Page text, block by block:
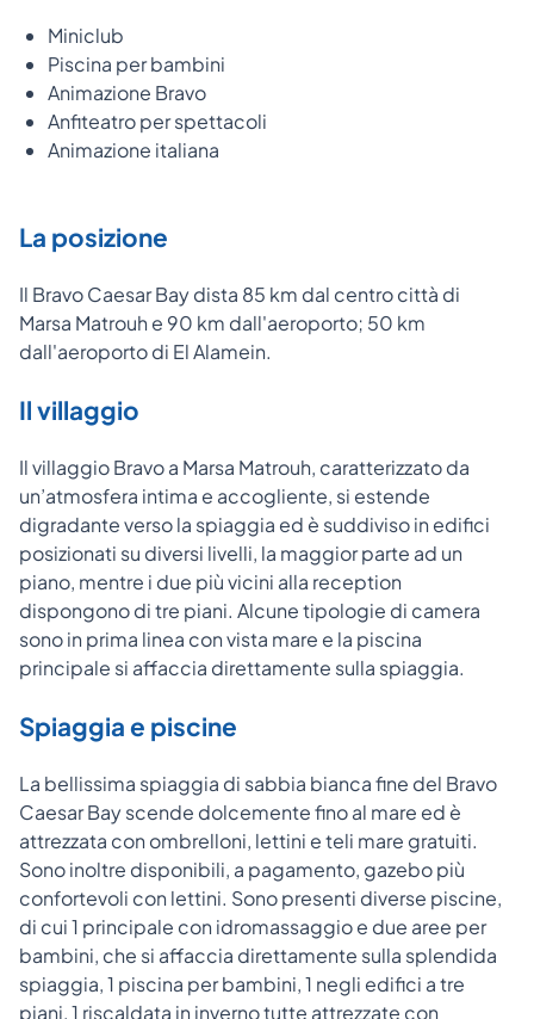
Miniclub
Piscina per bambini
Animazione Bravo
Anfiteatro per spettacoli
Animazione italiana
La posizione
Il Bravo Caesar Bay dista 85 km dal centro città di
Marsa Matrouh e 90 km dall'aeroporto; 50 km
dall'aeroporto di El Alamein.
Il villaggio
Il villaggio Bravo a Marsa Matrouh, caratterizzato da
un’atmosfera intima e accogliente, si estende
digradante verso la spiaggia ed è suddiviso in edifici
posizionati su diversi livelli, la maggior parte ad un
piano, mentre i due più vicini alla reception
dispongono di tre piani. Alcune tipologie di camera
sono in prima linea con vista mare e la piscina
principale si affaccia direttamente sulla spiaggia.
Spiaggia e piscine
La bellissima spiaggia di sabbia bianca fine del Bravo
Caesar Bay scende dolcemente fino al mare ed è
attrezzata con ombrelloni, lettini e teli mare gratuiti.
Sono inoltre disponibili, a pagamento, gazebo più
confortevoli con lettini. Sono presenti diverse piscine,
di cui 1 principale con idromassaggio e due aree per
bambini, che si affaccia direttamente sulla splendida
spiaggia, 1 piscina per bambini, 1 negli edifici a tre
piani, 1 riscaldata in inverno tutte attrezzate con